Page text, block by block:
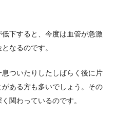
下すると、今度は血管が急激
なるのです。
ついたりしたしばらく後に片
ある方も多いでしょう。その
関わっているのです。